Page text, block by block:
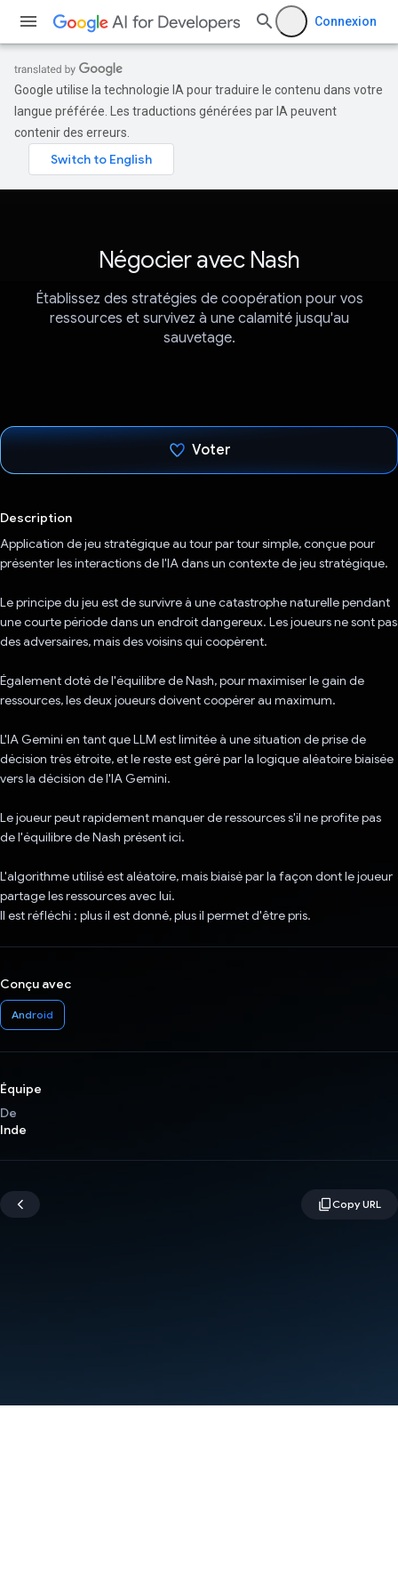
Connexion
Google utilise la technologie IA pour traduire le contenu dans votre
langue préférée. Les traductions générées par IA peuvent
contenir des erreurs.
Négocier avec Nash
Établissez des stratégies de coopération pour vos
ressources et survivez à une calamité jusqu'au
sauvetage.
Voter
Description
Application de jeu stratégique au tour par tour simple, conçue pour
présenter les interactions de l'IA dans un contexte de jeu stratégique.
Le principe du jeu est de survivre à une catastrophe naturelle pendant
une courte période dans un endroit dangereux. Les joueurs ne sont pas
des adversaires, mais des voisins qui coopèrent.
Également doté de l'équilibre de Nash, pour maximiser le gain de
ressources, les deux joueurs doivent coopérer au maximum.
L'IA Gemini en tant que LLM est limitée à une situation de prise de
décision très étroite, et le reste est géré par la logique aléatoire biaisée
vers la décision de l'IA Gemini.
Le joueur peut rapidement manquer de ressources s'il ne profite pas
de l'équilibre de Nash présent ici.
L'algorithme utilisé est aléatoire, mais biaisé par la façon dont le joueur
partage les ressources avec lui.
Il est réfléchi : plus il est donné, plus il permet d'être pris.
Conçu avec
Android
Équipe
De
Inde